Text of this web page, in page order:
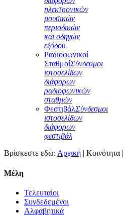
ηλεκτρονικών
μουσικών
περιοδικών
και οδηγών
εξόδου
Ραδιοφωνικοί
ΣταθμοίΣύνδεσμοι
ιστοσελίδων
διάφορων
ραδιοφωνικών
σταθμών
ΦεστιβάλΣύνδεσμοι
ιστοσελίδων
διάφορων
φεστιβάλ
Βρίσκεστε εδώ: Αρχική | Κοινότητα |
Μέλη
Τελευταίοι
Συνδεδεμένοι
Αλφαβητικά